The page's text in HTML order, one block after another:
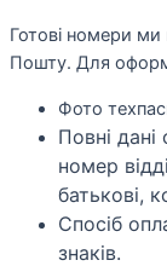
Готові номери
Пошту. Для
Фото
Повні
номер
батькові,
Спосіб
знаків.